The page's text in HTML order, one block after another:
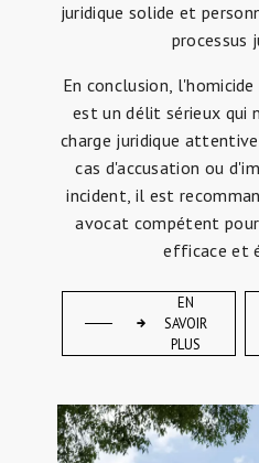
juridique solide et
processus
En conclusion,
est un délit sérieux qui
charge juridique
cas d'accusation ou
incident, il est
avocat compétent
efficace et
EN
SAVOIR
PLUS